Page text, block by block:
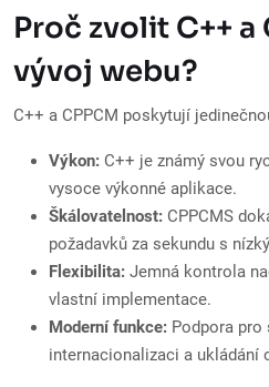
Proč zvolit C++ a
vývoj webu?
C++ a CPPCM poskytují
Výkon: C++ je známý svou
vysoce výkonné aplikace.
Škálovatelnost: CPPCMS
požadavků za sekundu s
Flexibilita: Jemná kontrola
vlastní implementace.
Moderní funkce: Podpora pro
internacionalizaci a ukládání